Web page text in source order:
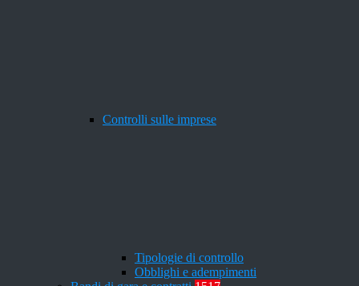
Controlli sulle imprese
Tipologie di controllo
Obblighi e adempimenti